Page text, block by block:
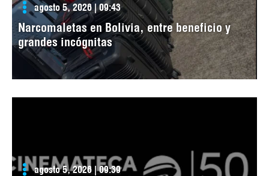
agosto 5, 2026 | 09:43
Narcomaletas en Bolivia, entre beneficio y
grandes incógnitas
agosto 5, 2026 | 09:39